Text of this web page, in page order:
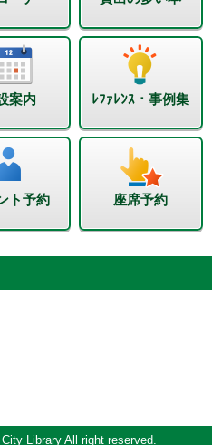
案内 ﾚﾌｧﾚﾝｽ・事例集
ト予約 座席予約
Library All right reserved.